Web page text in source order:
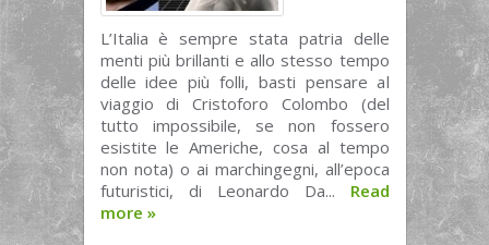
L’Italia è sempre stata patria delle
menti più brillanti e allo stesso tempo
delle idee più folli, basti pensare al
viaggio di Cristoforo Colombo (del
tutto impossibile, se non fossero
esistite le Americhe, cosa al tempo
non nota) o ai marchingegni, all’epoca
futuristici, di Leonardo Da... Read
more »